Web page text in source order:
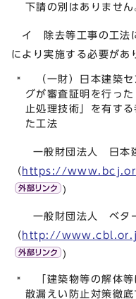
下請の別はありません
イ 除去等工事の工法
により実施する必要があ
（一財）日本建築セ
グが審査証明を行っ
止処理技術」を有す
た工法
一般財団法人 日本建
（https://
）
一般財団法人 ベタ
（ http://
）
「建築物等の解体等
散漏えい防止対策徹